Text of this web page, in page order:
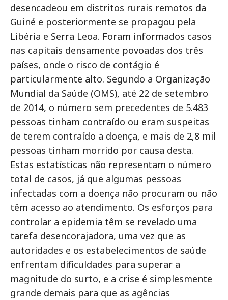
desencadeou em distritos rurais remotos da
Guiné e posteriormente se propagou pela
Libéria e Serra Leoa. Foram informados casos
nas capitais densamente povoadas dos três
países, onde o risco de contágio é
particularmente alto. Segundo a Organização
Mundial da Saúde (OMS), até 22 de setembro
de 2014, o número sem precedentes de 5.483
pessoas tinham contraído ou eram suspeitas
de terem contraído a doença, e mais de 2,8 mil
pessoas tinham morrido por causa desta.
Estas estatísticas não representam o número
total de casos, já que algumas pessoas
infectadas com a doença não procuram ou não
têm acesso ao atendimento. Os esforços para
controlar a epidemia têm se revelado uma
tarefa desencorajadora, uma vez que as
autoridades e os estabelecimentos de saúde
enfrentam dificuldades para superar a
magnitude do surto, e a crise é simplesmente
grande demais para que as agências